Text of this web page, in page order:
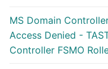
MS Domain
Access Denied -
Controller FSMO